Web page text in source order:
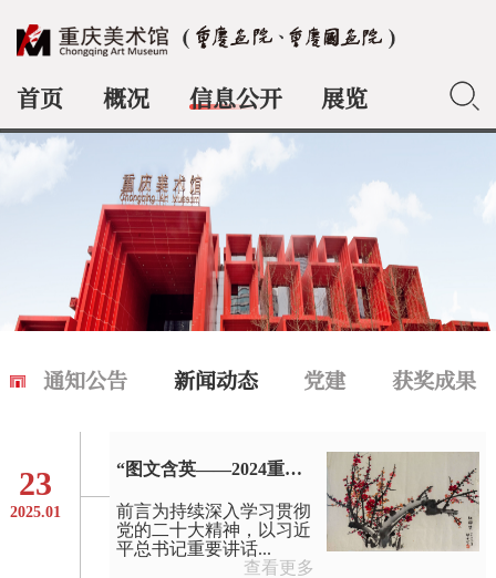
首页 概况 信息公开 展览 典藏
通知公告 新闻动态 党建 获奖成果
23
2025.01
“图文含英——2024重庆画院艺术家年度作品网络展”（一）
前言为持续深入学习贯彻
党的二十大精神，以习近
平总书记重要讲话...
查看更多